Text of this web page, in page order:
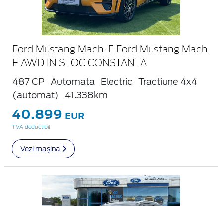
Ford Mustang Mach-E Ford Mustang Mach
E AWD IN STOC CONSTANTA
487 CP Automata Electric
Tractiune 4x4
(automat)
41.338km
40.899 EUR
TVA deductibil
Vezi mașina